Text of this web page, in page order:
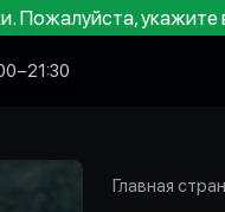
Пожалуйста,
Главная